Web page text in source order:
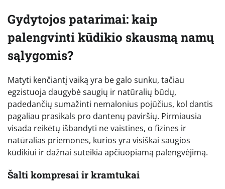
Gydytojos patarimai: kaip
palengvinti kūdikio skausmą namų
sąlygomis?
Matyti kenčiantį vaiką yra be galo sunku, tačiau
egzistuoja daugybė saugių ir natūralių būdų,
padedančių sumažinti nemalonius pojūčius, kol dantis
pagaliau prasikals pro dantenų paviršių. Pirmiausia
visada reikėtų išbandyti ne vaistines, o fizines ir
natūralias priemones, kurios yra visiškai saugios
kūdikiui ir dažnai suteikia apčiuopiamą palengvėjimą.
Šalti kompresai ir kramtukai